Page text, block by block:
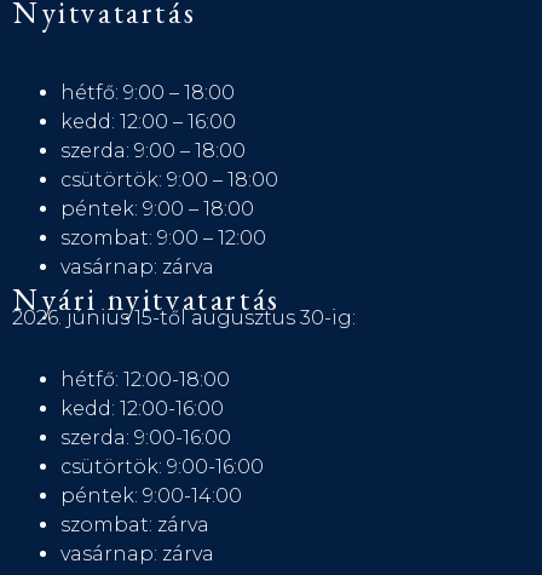
Nyitvatartás
hétfő: 9:00 – 18:00
kedd: 12:00 – 16:00
szerda: 9:00 – 18:00
csütörtök: 9:00 – 18:00
péntek: 9:00 – 18:00
szombat: 9:00 – 12:00
vasárnap: zárva
Nyári nyitvatartás
2026. június 15-től augusztus 30-ig:
hétfő: 12:00-18:00
kedd: 12:00-16:00
szerda: 9:00-16:00
csütörtök: 9:00-16:00
péntek: 9:00-14:00
szombat: zárva
vasárnap: zárva